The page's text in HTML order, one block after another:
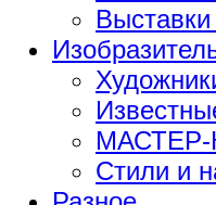
Стили и